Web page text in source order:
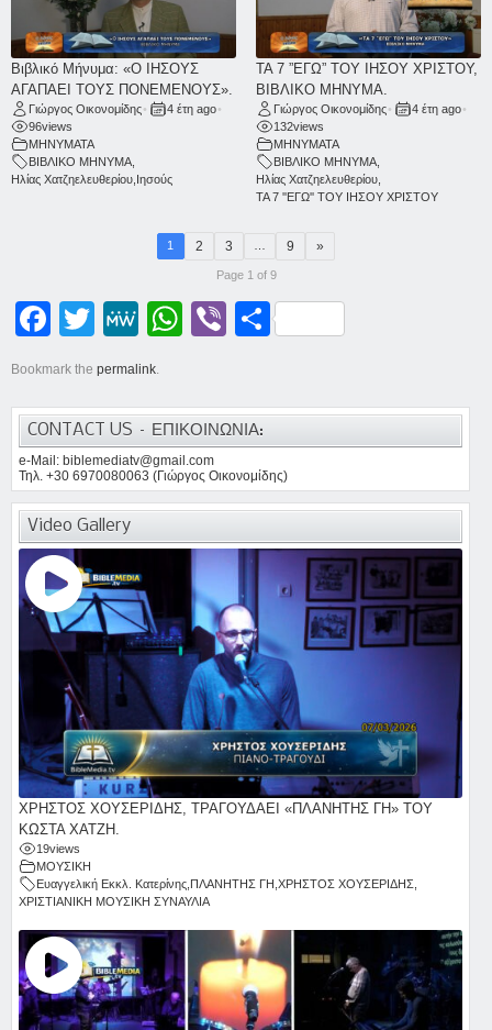
Βιβλικό Μήνυμα: «Ο ΙΗΣΟΥΣ
ΑΓΑΠΑΕΙ ΤΟΥΣ ΠΟΝΕΜΕΝΟΥΣ».
Γιώργος Οικονομίδης• 4 έτη ago•
96views
ΜΗΝΥΜΑΤΑ
ΒΙΒΛΙΚΟ ΜΗΝΥΜΑ
Ηλίας Χατζηελευθερίου Ιησούς
ΤΑ 7 ”ΕΓΩ” ΤΟΥ ΙΗΣΟΥ ΧΡΙΣΤΟΥ,
ΒΙΒΛΙΚΟ ΜΗΝΥΜΑ.
Γιώργος Οικονομίδης• 4 έτη ago•
132views
ΜΗΝΥΜΑΤΑ
ΒΙΒΛΙΚΟ ΜΗΝΥΜΑ
Ηλίας Χατζηελευθερίου
ΤΑ 7 ''ΕΓΩ'' ΤΟΥ ΙΗΣΟΥ ΧΡΙΣΤΟΥ
1 2 3 9 »
Page 1 of 9
Facebook Twitter MeWe WhatsAppViber Μοιραστείτε
Bookmark the permalink.
CONTACT US – ΕΠΙΚΟΙΝΩΝΙΑ:
e-Mail: biblemediatv@gmail.com
Τηλ. +30 6970080063 (Γιώργος Οικονομίδης)
Video Gallery
ΧΡΗΣΤΟΣ ΧΟΥΣΕΡΙΔΗΣ, ΤΡΑΓΟΥΔΑΕΙ «ΠΛΑΝΗΤΗΣ ΓΗ» ΤΟΥ
ΚΩΣΤΑ ΧΑΤΖΗ.
19views
ΜΟΥΣΙΚΗ
Ευαγγελική Εκκλ. Κατερίνης, ΠΛΑΝΗΤΗΣ ΓΗ ,ΧΡΗΣΤΟΣ ΧΟΥΣΕΡΙΔΗΣ,
ΧΡΙΣΤΙΑΝΙΚΗ ΜΟΥΣΙΚΗ ΣΥΝΑΥΛΙΑ